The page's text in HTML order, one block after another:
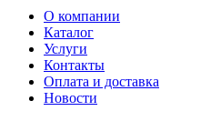
О компании
Каталог
Услуги
Контакты
Оплата и доставка
Новости